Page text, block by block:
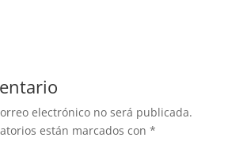
electrónico no será publicada.
están marcados con *